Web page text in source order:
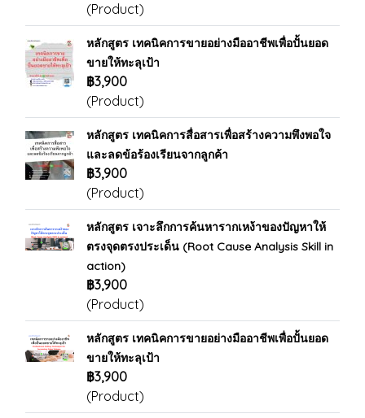
(Product)
หลักสูตร เทคนิคการขายอย่างมืออาชีพเพื่อปั้นยอด
ขายให้ทะลุเป้า
฿3,900
(Product)
หลักสูตร เทคนิคการสื่อสารเพื่อสร้างความพึงพอใจ
และลดข้อร้องเรียนจากลูกค้า
฿3,900
(Product)
หลักสูตร เจาะลึกการค้นหารากเหง้าของปัญหาให้
ตรงจุดตรงประเด็น (Root Cause Analysis Skill in
action)
฿3,900
(Product)
หลักสูตร เทคนิคการขายอย่างมืออาชีพเพื่อปั้นยอด
ขายให้ทะลุเป้า
฿3,900
(Product)